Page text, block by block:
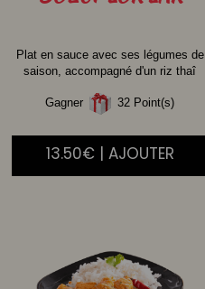
Plat en sauce avec ses légumes de
saison, accompagné d'un riz thaî
Gagner 32 Point(s)
13.50€ | AJOUTER